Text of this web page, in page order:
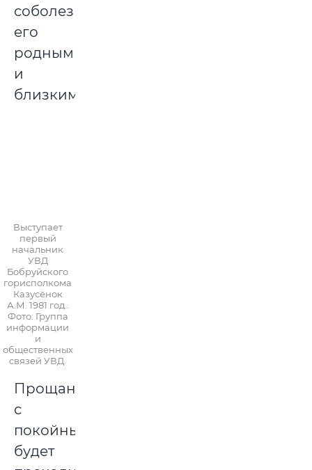
соболезнование
его
родным
и
близким.
Выступает
первый
начальник
УВД
Бобруйского
горисполкома
Казусёнок
А.М. 1981 год..
Фото: Группа
информации
и
общественных
связей УВД.
Прощание
с
покойным
будет